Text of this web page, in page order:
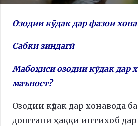
Озодии кӯдак дар фазои
Сабки зиндагӣ
Мабоҳиси озодии кӯдак дар
маъност?
Озодии кӯдак дар хонавода
доштани ҳаққи интихоб